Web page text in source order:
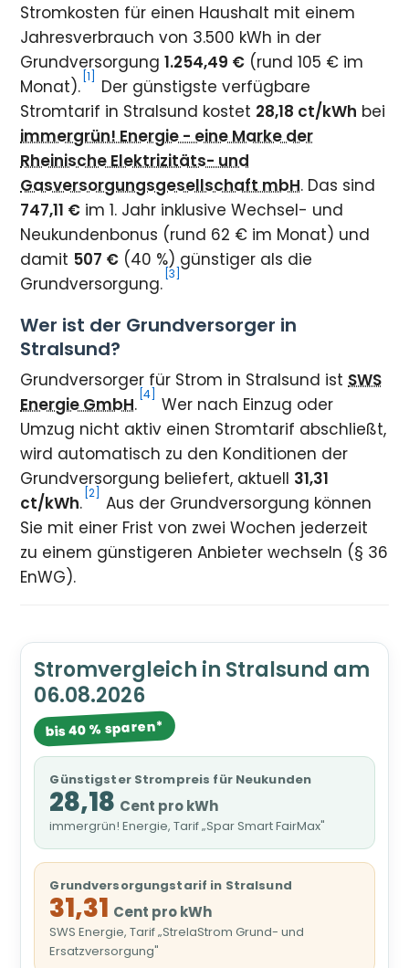
Stromkosten für einen Haushalt mit einem
Jahresverbrauch von 3.500 kWh in der
Grundversorgung1.254,49 € (rund 105 € im
Monat). [1]
Der günstigste verfügbare
Stromtarif in Stralsund kostet 28,18 ct/kWh bei
immergrün! Energie - eine Marke der
Rheinische Elektrizitäts- und
Gasversorgungsgesellschaft mbH. Das sind
747,11 € im 1. Jahr inklusive Wechsel- und
Neukundenbonus (rund 62 € im Monat) und
damit 507 € (40 %) günstiger als die
Grundversorgung. [3]
Wer ist der Grundversorger in
Stralsund?
Grundversorger für Strom in Stralsund istSWS
Energie GmbH. [4]
Wer nach Einzug oder
Umzug nicht aktiv einen Stromtarif abschließt,
wird automatisch zu den Konditionen der
Grundversorgung beliefert, aktuell 31,31
ct/kWh. [2]
Aus der Grundversorgung können
Sie mit einer Frist von zwei Wochen jederzeit
zu einem günstigeren Anbieter wechseln (§ 36
EnWG).
Stromvergleich in Stralsund am
06.08.2026
bis 40 % sparen*
Günstigster Strompreis für Neukunden
28,18 Cent pro kWh
immergrün! Energie, Tarif „Spar Smart FairMax"
Grundversorgungstarif in Stralsund
31,31 Cent pro kWh
SWS Energie, Tarif „StrelaStrom Grund- und
Ersatzversorgung"